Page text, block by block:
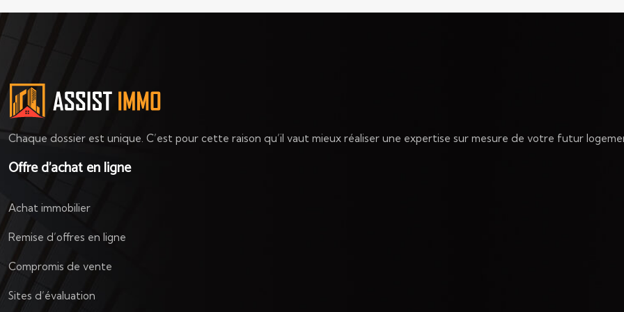
Chaque dossier est unique. C’est pour cette raison qu’il vaut mieux réaliser une expertise sur mesure de votre futur
Offre d’achat en ligne
Achat immobilier
Remise d’offres en ligne
Compromis de vente
Sites d’évaluation